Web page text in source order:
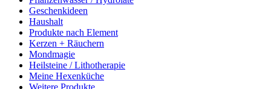
Geschenkideen
Haushalt
Produkte nach Element
Kerzen + Räuchern
Mondmagie
Heilsteine / Lithotherapie
Meine Hexenküche